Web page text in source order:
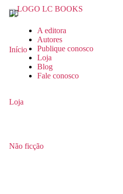
A editora
Autores
Publique conosco
Loja
Blog
Fale conosco
Início
Loja
Não ficção